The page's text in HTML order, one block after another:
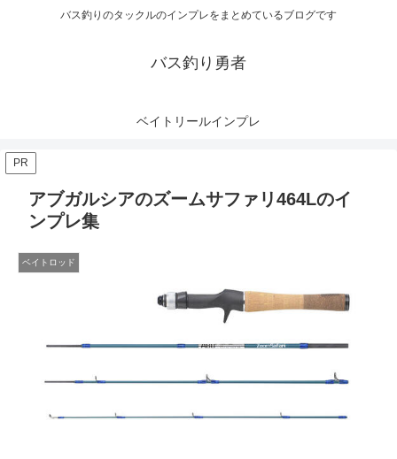
バス釣りのタックルのインプレをまとめているブログです
バス釣り勇者
ベイトリールインプレ
PR
アブガルシアのズームサファリ464Lのイ
ンプレ集
ベイトロッド